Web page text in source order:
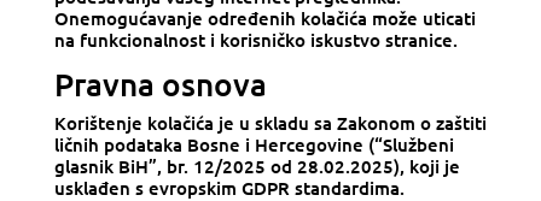
Onemogućavanje određenih kolačića može uticati
na funkcionalnost i korisničko iskustvo stranice.
Pravna osnova
Korištenje kolačića je u skladu sa Zakonom o zaštiti
ličnih podataka Bosne i Hercegovine (“Službeni
glasnik BiH”, br. 12/2025 od 28.02.2025), koji je
usklađen s evropskim GDPR standardima.